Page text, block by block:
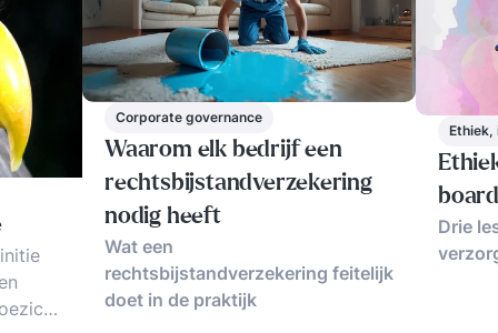
Corporate governance
Waarom elk bedrijf een
rechtsbijstandverzekering
nodig heeft
Wat een
rechtsbijstandverzekering feitelijk
doet in de praktijk
Ethiek,
Drie